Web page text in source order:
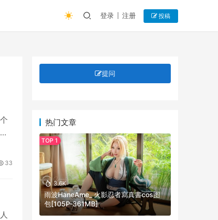
登录 注册 投稿
33
提问
热门文章
3.6K
雨波HaneAme_ 火影忍者寫真書cos图
包[105P-361MB]